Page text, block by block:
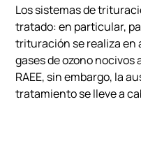
Los sistemas de
tratado: en particular,
trituración se realiza en
gases de ozono nocivos
RAEE, sin embargo, la
tratamiento se lleve a